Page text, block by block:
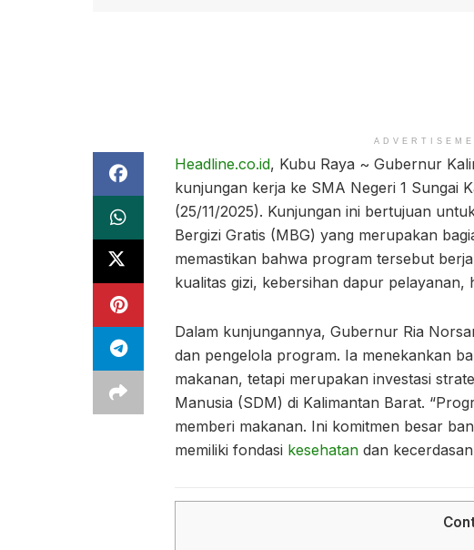
Headline.co.id, Kubu Raya ~ Gubernur
kunjungan kerja ke SMA Negeri 1 Sungai
(25/11/2025). Kunjungan ini bertujuan
Bergizi Gratis (MBG) yang merupakan
memastikan bahwa program tersebut
kualitas gizi, kebersihan dapur pelayanan,
Dalam kunjungannya, Gubernur Ria
dan pengelola program. Ia menekankan
makanan, tetapi merupakan investasi
Manusia (SDM) di Kalimantan Barat.
memberi makanan. Ini komitmen besar
memiliki fondasi kesehatan dan